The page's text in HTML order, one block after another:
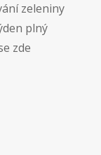
zeleniny
plný
zde